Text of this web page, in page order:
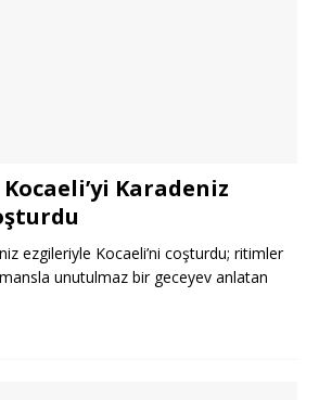
Karadeniz
ezgileriyle Kocaeli’ni coşturdu; ritimler
unutulmaz bir geceyev anlatan